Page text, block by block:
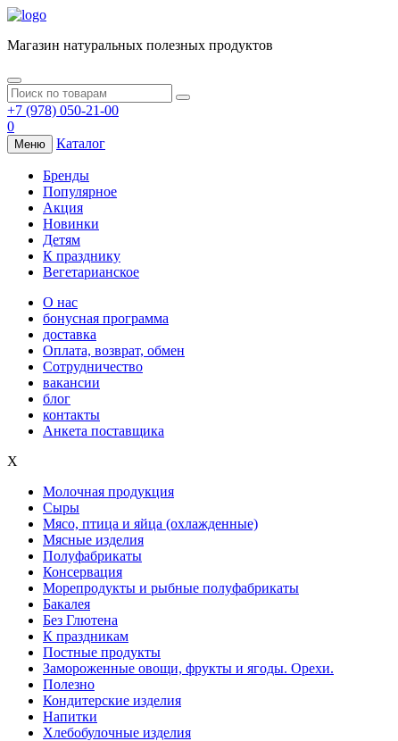
Магазин натуральных полезных продуктов
+7 (978) 050-21-00
0
Меню Каталог
Бренды
Популярное
Акция
Новинки
Детям
К празднику
Вегетарианское
О нас
бонусная программа
доставка
Оплата, возврат, обмен
Сотрудничество
вакансии
блог
контакты
Анкета поставщика
X
Молочная продукция
Сыры
Мясо, птица и яйца (охлажденные)
Мясные изделия
Полуфабрикаты
Консервация
Морепродукты и рыбные полуфабрикаты
Бакалея
Без Глютена
К праздникам
Постные продукты
Замороженные овощи, фрукты и ягоды. Орехи.
Полезно
Кондитерские изделия
Напитки
Хлебобулочные изделия